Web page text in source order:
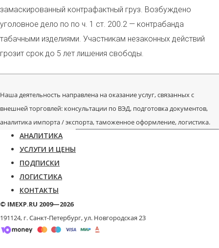
замаскированный контрафактный груз. Возбуждено
уголовное дело по по ч. 1 ст. 200.2 — контрабанда
табачными изделиями. Участникам незаконных действий
грозит срок до 5 лет лишения свободы.
Наша деятельность направлена на оказание услуг, связанных с
внешней торговлей: консультации по ВЭД, подготовка документов,
аналитика импорта / экспорта, таможенное оформление, логистика.
АНАЛИТИКА
УСЛУГИ И ЦЕНЫ
ПОДПИСКИ
ЛОГИСТИКА
КОНТАКТЫ
© IMEXP.RU 2009—2026
191124, г. Санкт-Петербург,ул. Новгородская 23